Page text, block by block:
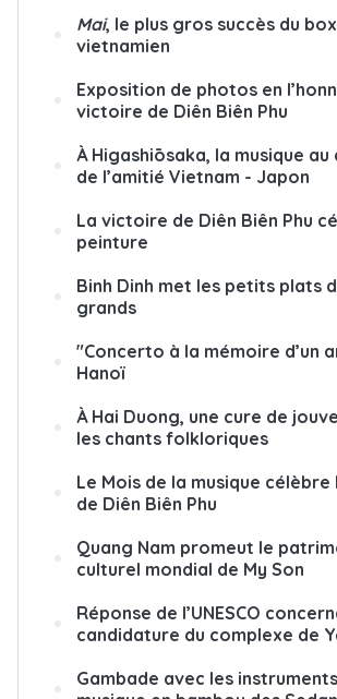
Mai, le plus gros succès du
vietnamien
Exposition de photos en
victoire de Diên Biên Phu
À Higashiōsaka, la musique au
de l’amitié Vietnam - Japon
La victoire de Diên Biên Phu
peinture
Binh Dinh met les petits plats
grands
"Concerto à la mémoire d’un
Hanoï
À Hai Duong, une cure de
les chants folkloriques
Le Mois de la musique
de Diên Biên Phu
Quang Nam promeut le
culturel mondial de My Son
Réponse de l’UNESCO
candidature du complexe de
Gambade avec les